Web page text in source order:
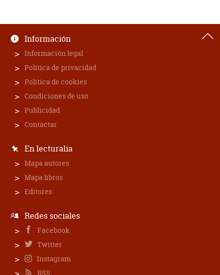
Información
Información legal
Política de privacidad
Política de cookies
Condiciones de uso
Publicidad
Contactar
En lecturalia
Mapa autores
Mapa libros
Editores
Redes sociales
Facebook
Twitter
Instagram
RSS